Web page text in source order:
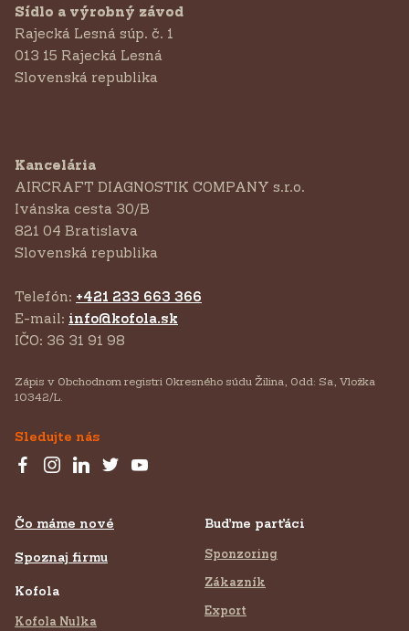
Sídlo a výrobný závod
Rajecká Lesná súp. č. 1
013 15 Rajecká Lesná
Slovenská republika
Kancelária
AIRCRAFT DIAGNOSTIK COMPANY s.r.o.
‍Ivánska cesta 30/B
821 04 Bratislava
Slovenská republika
Telefón: +421 233 663 366
E-mail: info@kofola.sk
IČO: 36 31 91 98
Zápis v Obchodnom registri Okresného súdu Žilina, Odd: Sa, Vložka
10342/L.
Sledujte nás
Čo máme nové
Spoznaj firmu
Kofola
Kofola Nulka
Buďme parťáci
Sponzoring
Zákazník
Export